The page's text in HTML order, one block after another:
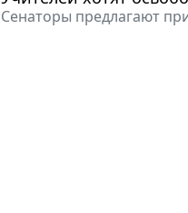
Сенаторы предлагают